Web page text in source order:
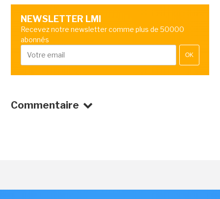
NEWSLETTER LMI
Recevez notre newsletter comme plus de 50000
abonnés
OK
Commentaire